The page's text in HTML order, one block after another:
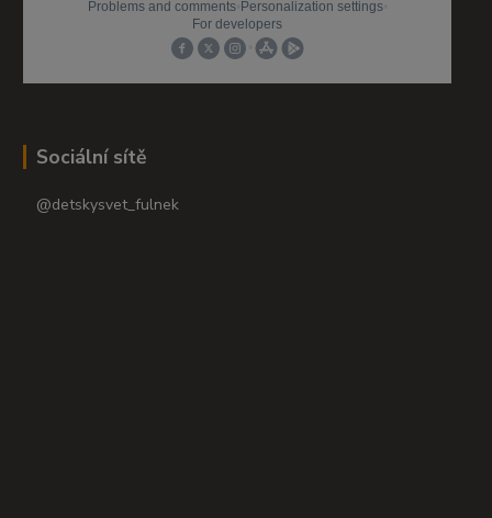
Sociální sítě
@detskysvet_fulnek